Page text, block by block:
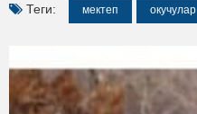
Теги: мектеп окучулар